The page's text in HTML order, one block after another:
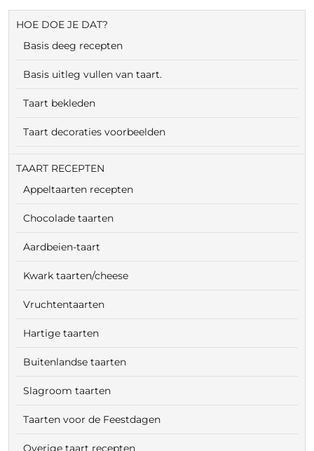
HOE DOE JE DAT?
Basis deeg recepten
Basis uitleg vullen van taart.
Taart bekleden
Taart decoraties voorbeelden
TAART RECEPTEN
Appeltaarten recepten
Chocolade taarten
Aardbeien-taart
Kwark taarten/cheese
Vruchtentaarten
Hartige taarten
Buitenlandse taarten
Slagroom taarten
Taarten voor de Feestdagen
Overige taart recepten